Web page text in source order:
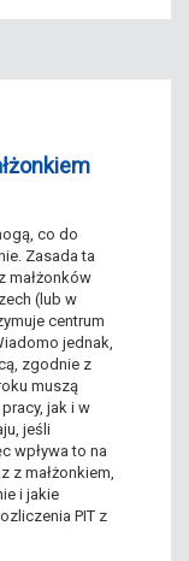
co do
Zasada ta
małżonków
(lub w
centrum
jednak,
zgodnie z
muszą
jak i w
jeśli
wpływa to na
z małżonkiem,
i jakie
PIT z